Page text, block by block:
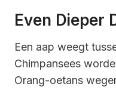
Even Dieper
Een aap weegt
Chimpansees
Orang-oetans